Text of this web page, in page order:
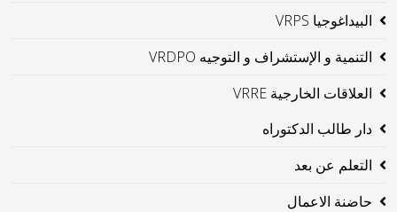
البيداغوجيا VRPS
التنمية و الإستشراف و التوجيه VRDPO
العلاقات الخارجية VRRE
دار طالب الدكتوراه
التعلم عن بعد
حاضنة الاعمال